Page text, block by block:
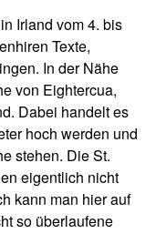
Irland vom 4. bis
Texte,
In der Nähe
von Eightercua,
Dabei handelt es
hoch werden und
stehen. Die St.
eigentlich nicht
kann man hier auf
so überlaufene